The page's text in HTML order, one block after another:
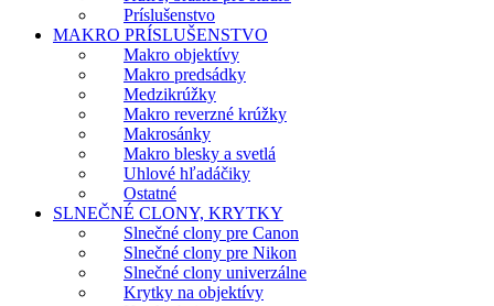
Príslušenstvo
MAKRO PRÍSLUŠENSTVO
Makro objektívy
Makro predsádky
Medzikrúžky
Makro reverzné krúžky
Makrosánky
Makro blesky a svetlá
Uhlové hľadáčiky
Ostatné
SLNEČNÉ CLONY, KRYTKY
Slnečné clony pre Canon
Slnečné clony pre Nikon
Slnečné clony univerzálne
Krytky na objektívy